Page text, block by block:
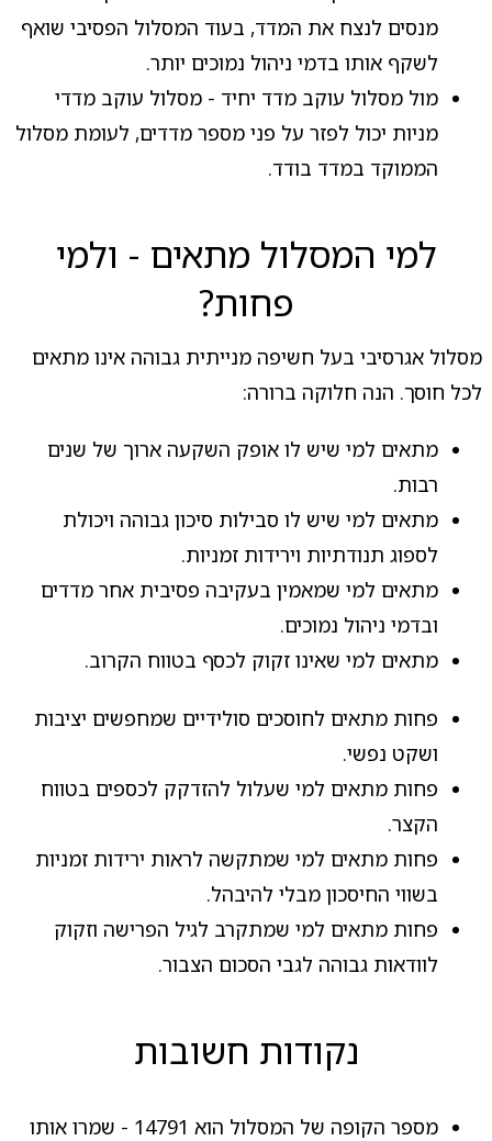
מנסים לנצח את המדד, בעוד המסלול הפסיבי שואף
לשקף אותו בדמי ניהול נמוכים יותר.
מול מסלול עוקב מדד יחיד - מסלול עוקב מדדי
מניות יכול לפזר על פני מספר מדדים, לעומת מסלול
הממוקד במדד בודד.
למי המסלול מתאים - ולמי
פחות?
מסלול אגרסיבי בעל חשיפה מנייתית גבוהה אינו מתאים
לכל חוסך. הנה חלוקה ברורה:
מתאים למי שיש לו אופק השקעה ארוך של שנים
רבות.
מתאים למי שיש לו סבילות סיכון גבוהה ויכולת
לספוג תנודתיות וירידות זמניות.
מתאים למי שמאמין בעקיבה פסיבית אחר מדדים
ובדמי ניהול נמוכים.
מתאים למי שאינו זקוק לכסף בטווח הקרוב.
פחות מתאים לחוסכים סולידיים שמחפשים יציבות
ושקט נפשי.
פחות מתאים למי שעלול להזדקק לכספים בטווח
הקצר.
פחות מתאים למי שמתקשה לראות ירידות זמניות
בשווי החיסכון מבלי להיבהל.
פחות מתאים למי שמתקרב לגיל הפרישה וזקוק
לוודאות גבוהה לגבי הסכום הצבור.
נקודות חשובות
מספר הקופה של המסלול הוא 14791 - שמרו אותו